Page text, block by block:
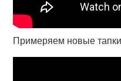
Примеряем новые